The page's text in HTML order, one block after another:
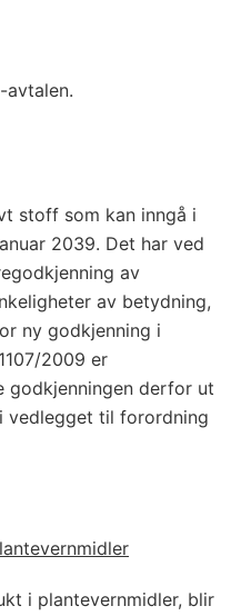
avtalen.
stoff som kan inngå i
2039. Det har ved
av
av betydning,
ny godkjenning i
2009 er
godkjenningen derfor ut
vedlegget til forordning
i plantevernmidler, blir